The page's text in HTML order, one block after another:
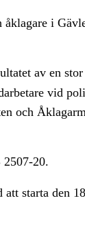
i
av en
vid
och
2507-20.
starta den